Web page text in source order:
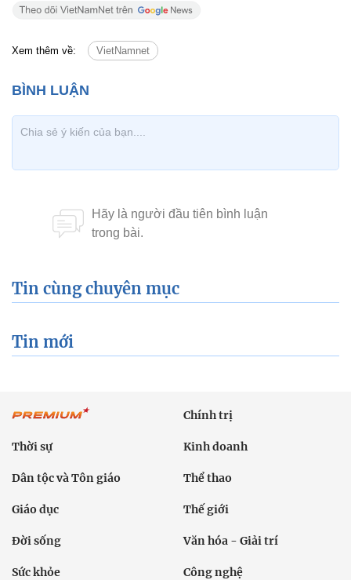
Xem thêm về: VietNamnet
Tin cùng chuyên mục
Tin mới
Chính trị
Thời sự Kinh doanh
Dân tộc và Tôn giáo Thể thao
Giáo dục Thế giới
Đời sống Văn hóa - Giải trí
Sức khỏe Công nghệ